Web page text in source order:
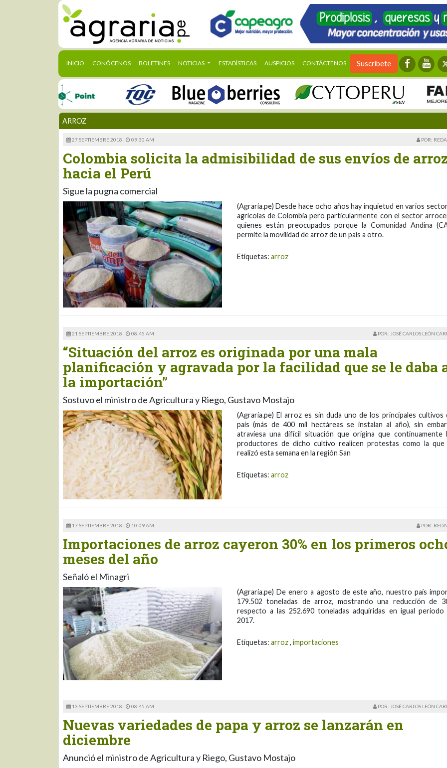
INICIO (CURRENT)
CONÓCENOS BOLETINES NOTICIAS ESTADÍSTICAS AUSPICIOS CONTÁCTENOS Suscríbete
ARROZ
27 SEPTIEMBRE 2018 | 09:30 AM POR:
Colombia solicita la admisibilidad de sus envíos de
hacia el Perú
Sigue la pugna comercial
(Agraria.pe) Desde hace ocho años hay inquietud en varios
agrícolas de Colombia pero particularmente con el sector
quienes están preocupados porque la Comunidad Andina
permite la movilidad de arroz de un país a otro.
Etiquetas: arroz
21 SEPTIEMBRE 2018 | 08:45 AM POR: JOSÉ CARLOS LEÓN
“Situación del arroz es originada por una mala
planificación y agravada por la facilidad que se le daba
la importación”
Sostuvo el ministro de Agricultura y Riego, Gustavo Mostajo
(Agraria.pe) El arroz es sin duda uno de los principales cultivos
país (más de 400 mil hectáreas se instalan al año), sin
atraviesa una difícil situación que origina que continuamente
productores de dicho cultivo realicen protestas como la que
realizó esta semana en la región San
Etiquetas: arroz
17 SEPTIEMBRE 2018 | 10:09 AM POR:
Importaciones de arroz cayeron 30% en los primeros
meses del año
Señaló el Minagri
(Agraria.pe) De enero a agosto de este año, nuestro país
179.502 toneladas de arroz, mostrando una reducción de
respecto a las 252.690 toneladas adquiridas en igual periodo
2017.
Etiquetas: arroz, importaciones
13 SEPTIEMBRE 2018 | 08:45 AM POR: JOSÉ CARLOS LEÓN
Nuevas variedades de papa y arroz se lanzarán en
diciembre
Anunció el ministro de Agricultura y Riego, Gustavo Mostajo